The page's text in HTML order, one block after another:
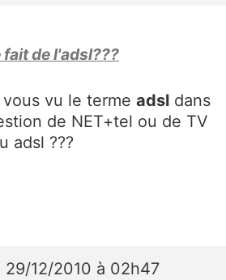
de l'adsl???
vu le terme adsl dans
de NET+tel ou de TV
adsl ???
29/12/2010 à 02h47